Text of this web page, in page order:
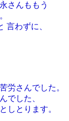
さんももう
言わずに、
労さんでした。
でした、
しとります。